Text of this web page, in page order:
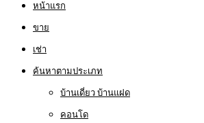
หน้าแรก
ขาย
เช่า
ค้นหาตามประเภท
บ้านเดี่ยว บ้านแฝด
คอนโด